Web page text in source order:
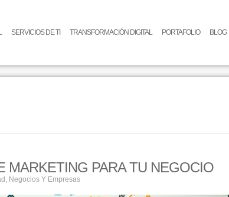
SERVICIOS DE TI TRANSFORMACIÓN DIGITAL PORTAFOLIO BLOG
MARKETING PARA TU NEGOCIO
, Negocios Y Empresas